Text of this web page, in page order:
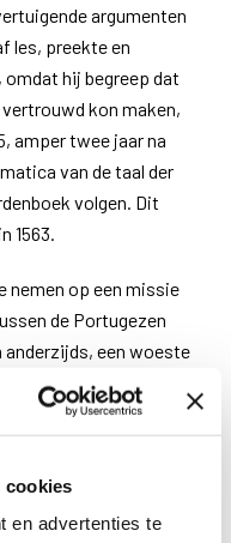
cookies
en advertenties te
argumenten
les, preekte en
hij begreep dat
kon maken,
amper twee jaar na
van de taal der
volgen. Dit
1563.
nemen op een missie
de Portugezen
anderzijds, een woeste
aan de
er op uit dat zij frater
in hun midden
door zijn beminnelijk
Hugenoten die